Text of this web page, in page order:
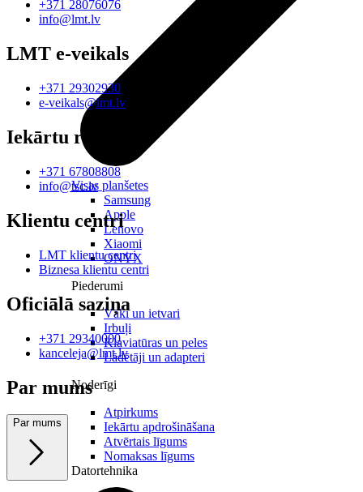
Visas planšetes
Samsung
Apple
Lenovo
Xiaomi
ONYX
Piederumi
Vāki un ietvari
Irbuļi
Klaviatūras un peles
Lādētāji un adapteri
Noderīgi
Atpirkums
Iekārtu apdrošināšana
Atvērtais līgums
Nomaksas līgums
Datortehnika
+371 28076076
info@lmt.lv
LMT e-veikals
+371 29302930
e-veikals@lmt.lv
Iekārtu remonts
+371 67808808
info@tsc.lv
Klientu centri
LMT klientu centri
Biznesa klientu centri
Oficiālā saziņa
+371 29340000
kanceleja@lmt.lv
Par mums
Par mums